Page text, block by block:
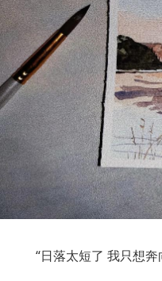
“日落太短了 我只想